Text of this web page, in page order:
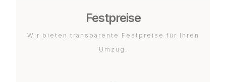
Festpreise
Wir bieten transparente Festpreise für Ihren
Umzug.